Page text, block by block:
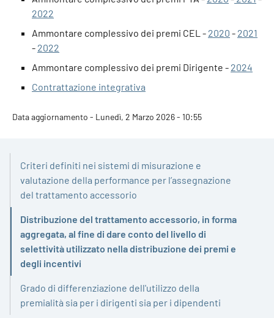
2022
Ammontare complessivo dei premi CEL - 2020 - 2021
- 2022
Ammontare complessivo dei premi Dirigente - 2024
Contrattazione integrativa
Data aggiornamento - Lunedì, 2 Marzo 2026 - 10:55
Criteri definiti nei sistemi di misurazione e
valutazione della performance per l’assegnazione
del trattamento accessorio
Distribuzione del trattamento accessorio, in forma
aggregata, al fine di dare conto del livello di
selettività utilizzato nella distribuzione dei premi e
degli incentivi
Attivo
Grado di differenziazione dell'utilizzo della
premialità sia per i dirigenti sia per i dipendenti